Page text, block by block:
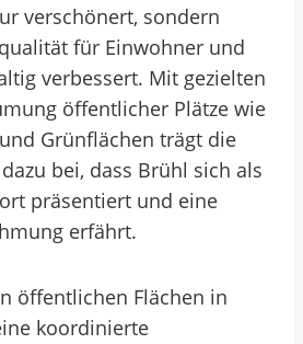
verschönert, sondern
für Einwohner und
verbessert. Mit gezielten
öffentlicher Plätze wie
Grünflächen trägt die
bei, dass Brühl sich als
präsentiert und eine
erfährt.
öffentlichen Flächen in
koordinierte